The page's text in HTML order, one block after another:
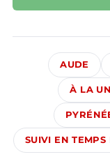
AUDE
À LA
SUIVI EN TEMPS